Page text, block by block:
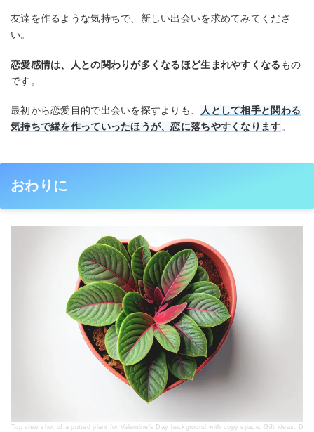
友達を作るような気持ちで、新しい出会いを求めてみてくださ
い。
恋愛感情は、人との関わりが多くなるほど生まれやすくなる もの
です。
最初から恋愛目的で出会いを探すよりも、
人として相手と関わる
気持ちで縁を作っていったほうが、恋に落ちやすくなります。
おわりに
Top view shot of a potted plant for Valentine’s Day background with copy space. Gift ideas. D